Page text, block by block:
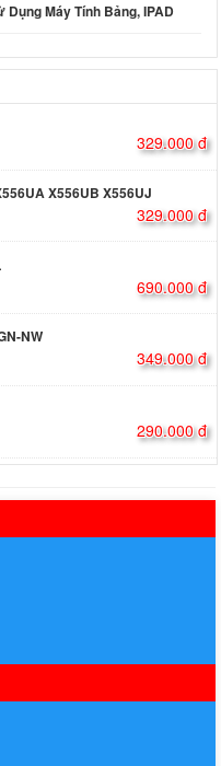
Máy Tính Bảng, IPAD
329.000 đ
X556UB X556UJ
329.000 đ
690.000 đ
NW
349.000 đ
290.000 đ